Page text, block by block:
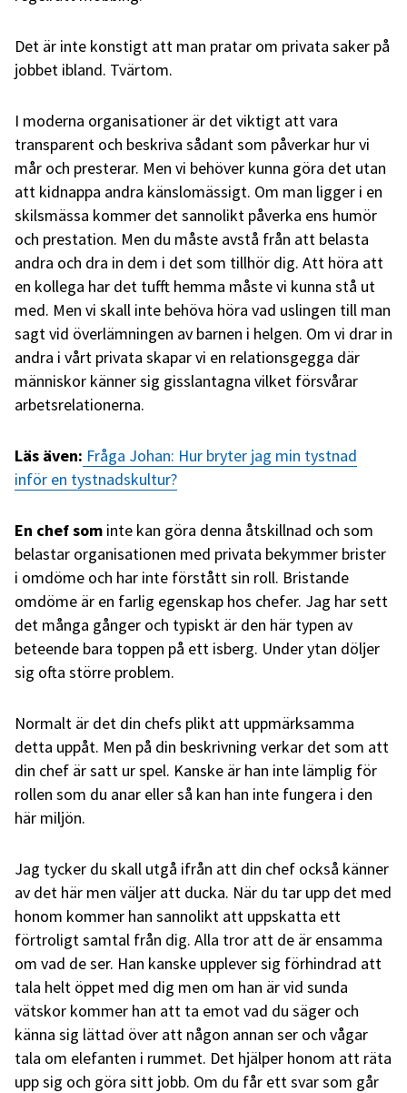
Det är inte konstigt att man pratar om privata saker på
jobbet ibland. Tvärtom.
I moderna organisationer är det viktigt att vara
transparent och beskriva sådant som påverkar hur vi
mår och presterar. Men vi behöver kunna göra det utan
att kidnappa andra känslomässigt. Om man ligger i en
skilsmässa kommer det sannolikt påverka ens humör
och prestation. Men du måste avstå från att belasta
andra och dra in dem i det som tillhör dig. Att höra att
en kollega har det tufft hemma måste vi kunna stå ut
med. Men vi skall inte behöva höra vad uslingen till man
sagt vid överlämningen av barnen i helgen. Om vi drar in
andra i vårt privata skapar vi en relationsgegga där
människor känner sig gisslantagna vilket försvårar
arbetsrelationerna.
Läs även: Fråga Johan: Hur bryter jag min tystnad
inför en tystnadskultur?
En chefsom inte kan göra denna åtskillnad och som
belastar organisationen med privata bekymmer brister
i omdöme och har inte förstått sin roll. Bristande
omdöme är en farlig egenskap hos chefer. Jag har sett
det många gånger och typiskt är den här typen av
beteende bara toppen på ett isberg. Under ytan döljer
sig ofta större problem.
Normalt är det din chefs plikt att uppmärksamma
detta uppåt. Men på din beskrivning verkar det som att
din chef är satt ur spel. Kanske är han inte lämplig för
rollen som du anar eller så kan han inte fungera i den
här miljön.
Jag tycker du skall utgå ifrån att din chef också känner
av det här men väljer att ducka. När du tar upp det med
honom kommer han sannolikt att uppskatta ett
förtroligt samtal från dig. Alla tror att de är ensamma
om vad de ser. Han kanske upplever sig förhindrad att
tala helt öppet med dig men om han är vid sunda
vätskor kommer han att ta emot vad du säger och
känna sig lättad över att någon annan ser och vågar
tala om elefanten i rummet. Det hjälper honom att räta
upp sig och göra sitt jobb. Om du får ett svar som går